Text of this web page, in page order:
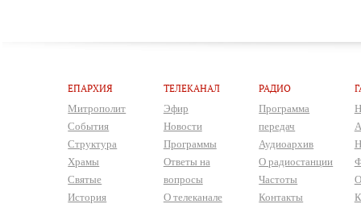
ЕПАРХИЯ
Митрополит
События
Структура
Храмы
Святые
История
ТЕЛЕКАНАЛ
Эфир
Новости
Программы
Ответы на
вопросы
О телеканале
РАДИО
Программа
передач
Аудиоархив
О радиостанции
Частоты
Контакты